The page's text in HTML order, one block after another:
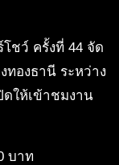
ชว์ ครั้งที่ 44 จัด
ทองธานี ระหว่าง
ดให้เข้าชมงาน
บาท